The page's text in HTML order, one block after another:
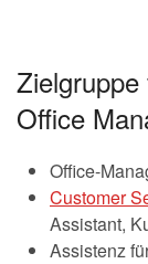
Office
Office-
Customer
Assistant,
Assistenz